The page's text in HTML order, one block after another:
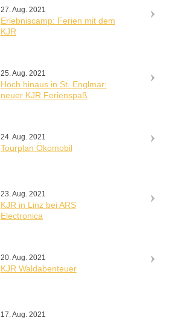
27. Aug. 2021
Erlebniscamp: Ferien mit dem
KJR
25. Aug. 2021
Hoch hinaus in St. Englmar:
neuer KJR Ferienspaß
24. Aug. 2021
Tourplan Ökomobil
23. Aug. 2021
KJR in Linz bei ARS
Electronica
20. Aug. 2021
KJR Waldabenteuer
17. Aug. 2021